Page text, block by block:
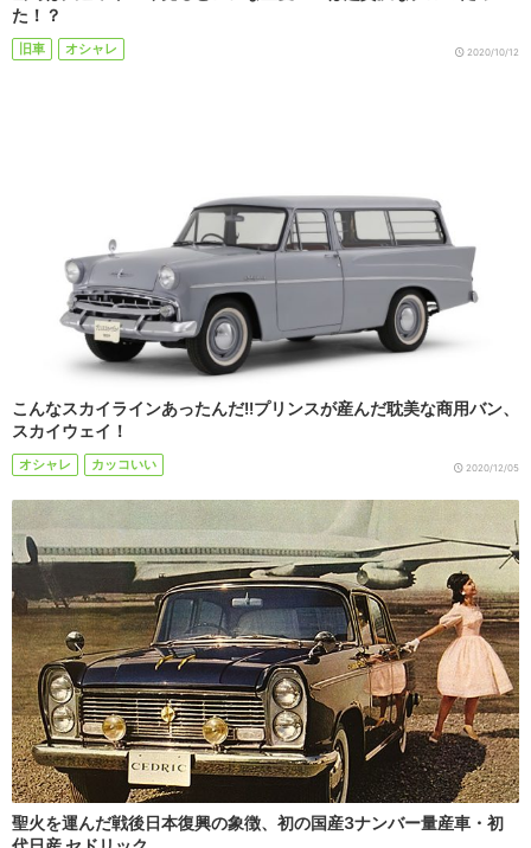
た！？
旧車 オシャレ 2020/10/12
こんなスカイラインあったんだ!!プリンスが産んだ耽美な商用バン、
スカイウェイ！
オシャレ カッコいい 2020/12/05
聖火を運んだ戦後日本復興の象徴、初の国産3ナンバー量産車・初